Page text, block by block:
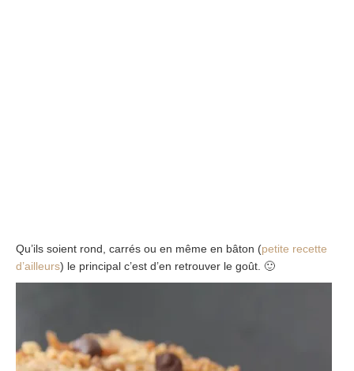
Qu’ils soient rond, carrés ou en même en bâton (petite recette
d’ailleurs) le principal c’est d’en retrouver le goût. 🙂